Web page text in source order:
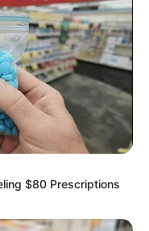
$80 Prescriptions